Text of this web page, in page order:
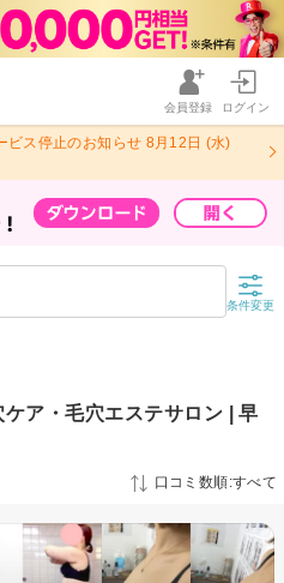
会員登録 ログイン
ビス停止のお知らせ 8月12日 (水)
条件変更
ア・毛穴エステサロン | 早
口コミ数順:すべて